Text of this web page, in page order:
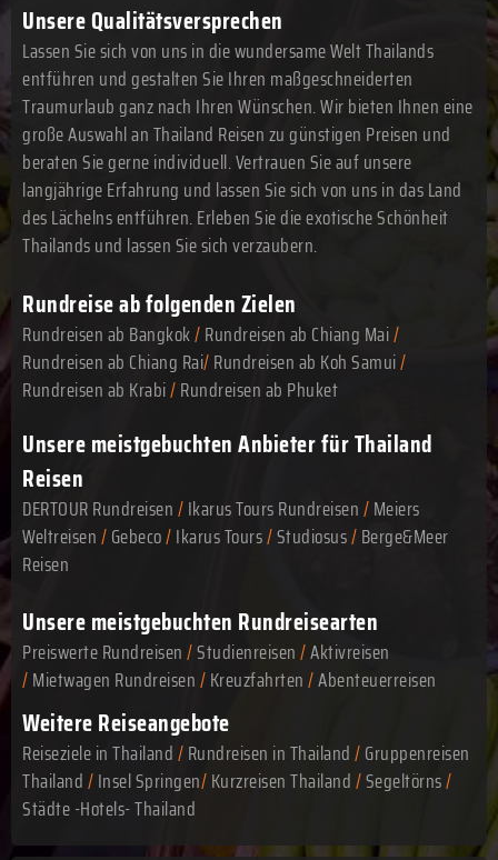
Unsere Qualitätsversprechen
Lassen Sie sich von uns in die wundersame Welt Thailands
entführen und gestalten Sie Ihren maßgeschneiderten
Traumurlaub ganz nach Ihren Wünschen. Wir bieten Ihnen eine
große Auswahl an Thailand Reisen zu günstigen Preisen und
beraten Sie gerne individuell. Vertrauen Sie auf unsere
langjährige Erfahrung und lassen Sie sich von uns in das Land
des Lächelns entführen. Erleben Sie die exotische Schönheit
Thailands und lassen Sie sich verzaubern.
Rundreise ab folgenden Zielen
Rundreisen ab Bangkok/Rundreisen ab Chiang Mai/
Rundreisen ab Chiang Rai/Rundreisen ab Koh Samui/
Rundreisen ab Krabi/Rundreisen ab Phuket
Unsere meistgebuchten Anbieter für Thailand
Reisen
DERTOUR Rundreisen/Ikarus Tours Rundreisen/Meiers
Weltreisen/Gebeco/Ikarus Tours/Studiosus/Berge&Meer
Reisen
Unsere meistgebuchten Rundreisearten
Preiswerte Rundreisen/Studienreisen/Aktivreisen
/Mietwagen Rundreisen/Kreuzfahrten/Abenteuerreisen
Weitere Reiseangebote
Reiseziele in Thailand/Rundreisen in Thailand/Gruppenreisen
Thailand/Insel Springen/Kurzreisen Thailand/Segeltörns/
Städte -Hotels- Thailand